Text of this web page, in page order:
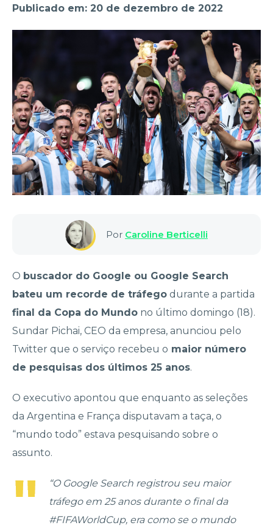
Publicado em: 20 de dezembro de 2022
Por Caroline Berticelli
O buscador do Google ou Google Search
bateu um recorde de tráfego durante a partida
final da Copa do Mundo no último domingo (18).
Sundar Pichai, CEO da empresa, anunciou pelo
Twitter que o serviço recebeu o maior número
de pesquisas dos últimos 25 anos.
O executivo apontou que enquanto as seleções
da Argentina e França disputavam a taça, o
“mundo todo” estava pesquisando sobre o
assunto.
“O Google Search registrou seu maior
tráfego em 25 anos durante o final da
#FIFAWorldCup, era como se o mundo